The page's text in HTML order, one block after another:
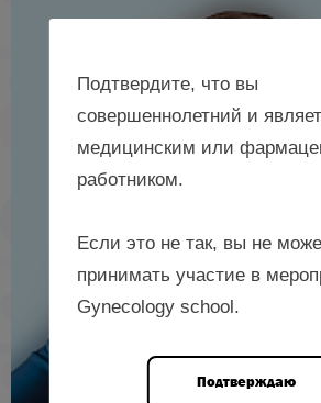
Подтвердите, что вы
совершеннолетний и
медицинским или
работником.
Если это не так, вы не
принимать участие в
Gynecology school.
Подтверждаю